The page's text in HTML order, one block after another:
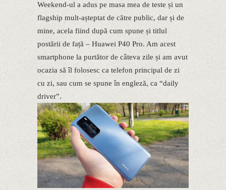
Weekend-ul a adus pe masa mea de teste și un
flagship mult-așteptat de către public, dar și de
mine, acela fiind după cum spune și titlul
postării de față – Huawei P40 Pro. Am acest
smartphone la purtător de câteva zile și am avut
ocazia să îl folosesc ca telefon principal de zi
cu zi, sau cum se spune în engleză, ca “daily
driver”.